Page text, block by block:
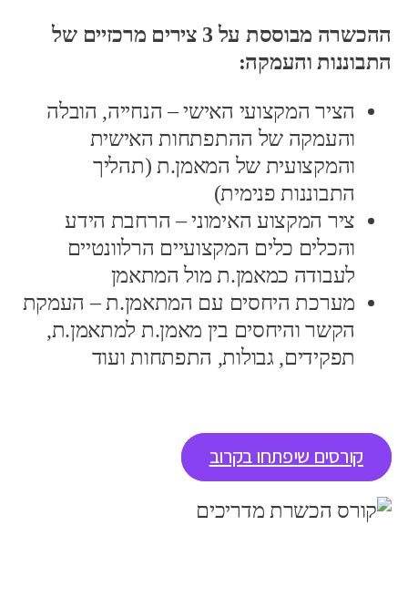
ההכשרה מבוססת על 3 צירים מרכזיים של
התבוננות והעמקה:
הציר המקצועי האישי – הנחייה, הובלה
והעמקה של ההתפתחות האישית
והמקצועית של המאמן.ת (תהליך
התבוננות פנימית)
ציר המקצוע האימוני – הרחבת הידע
והכלים כלים המקצועיים הרלוונטיים
לעבודה כמאמן.ת מול המתאמן
מערכת היחסים עם המתאמן.ת – העמקת
הקשר והיחסים בין מאמן.ת למתאמן.ת,
תפקידים, גבולות, התפתחות ועוד
קורסים שיפתחו בקרוב